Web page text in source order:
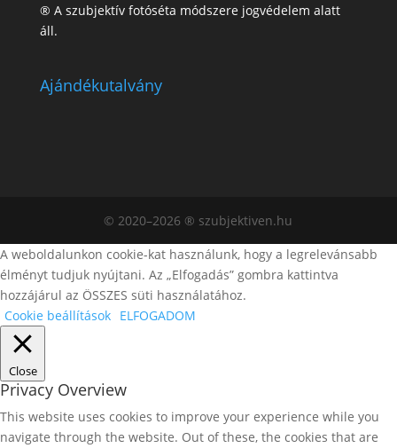
® A szubjektív fotóséta módszere jogvédelem alatt
áll.
Ajándékutalvány
© 2020–2026 ® szubjektiven.hu
A weboldalunkon cookie-kat használunk, hogy a legrelevánsabb
élményt tudjuk nyújtani. Az „Elfogadás” gombra kattintva
hozzájárul az ÖSSZES süti használatához.
Cookie beállítások ELFOGADOM
Close
Privacy Overview
This website uses cookies to improve your experience while you
navigate through the website. Out of these, the cookies that are